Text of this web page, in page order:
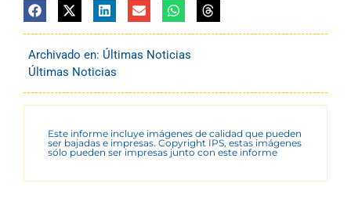
Archivado en: Últimas Noticias
Últimas Noticias
Este informe incluye imágenes de calidad que pueden
ser bajadas e impresas. Copyright IPS, estas imágenes
sólo pueden ser impresas junto con este informe